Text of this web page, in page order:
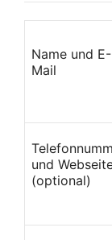
Name und E-
Mail
und
(optional)